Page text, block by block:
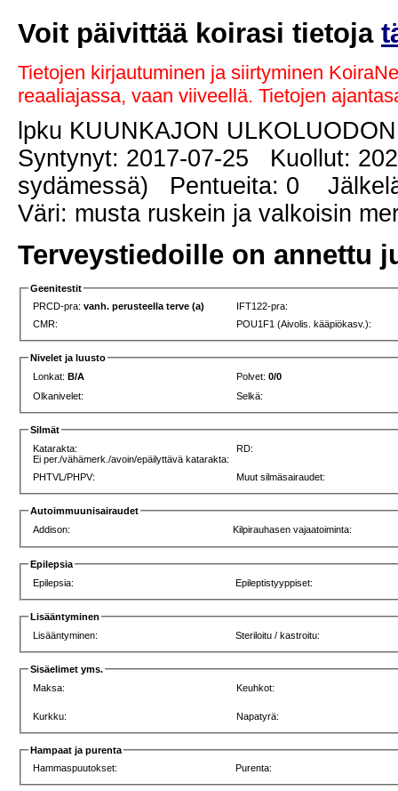
Voit päivittää koirasi tietoja
Tietojen kirjautuminen ja siirtyminen
reaaliajassa, vaan viiveellä. Tietojen
lpku KUUNKAJON
Syntynyt: 2017-07-25 Kuollut:
sydämessä) Pentueita: 0
Väri: musta ruskein ja valkoisin
Terveystiedoille on annettu
Geenitestit
PRCD-pra:vanh. perusteella terve (a)
IFT122-pra:
CMR:
POU1F1 (Aivolis. kääpiökasv.):
Nivelet ja luusto
Lonkat:B/A Polvet:0/0
Olkanivelet:
Selkä:
Silmät
Katarakta:
Ei per./vähämerk./avoin/epäilyttävä katarakta:
RD:
PHTVL/PHPV: Muut silmäsairaudet:
Autoimmuunisairaudet
Addison:
Kilpirauhasen vajaatoiminta:
Epilepsia
Epilepsia:
Epileptistyyppiset:
Lisääntyminen
Lisääntyminen:
Steriloitu / kastroitu:
Sisäelimet yms.
Maksa:
Keuhkot:
Kurkku: Napatyrä:
Hampaat ja purenta
Hammaspuutokset:
Purenta: